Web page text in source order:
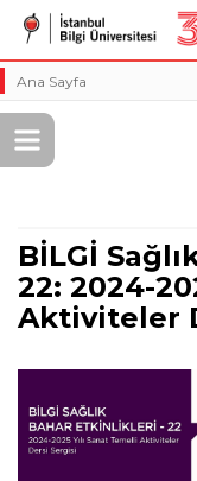
Ana Sayfa
BİLGİ
22: 2024-
Aktiviteler